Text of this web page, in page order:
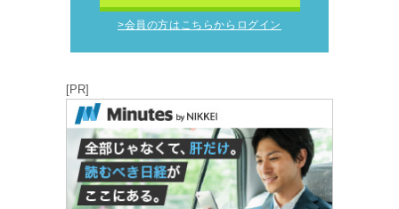
>会員の方はこちらからログイン
[PR]